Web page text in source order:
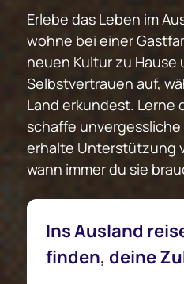
Erlebe das Leben im
wohne bei einer
neuen Kultur zu Hause
Selbstvertrauen auf,
Land erkundest. Lerne
schaffe
erhalte Unterstützung
wann immer du sie
Ins Ausland
finden, deine